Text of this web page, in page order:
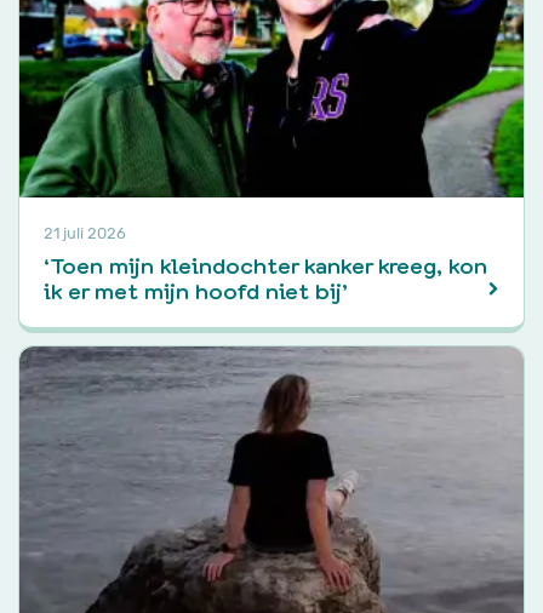
21 juli 2026
‘Toen mijn kleindochter kanker kreeg, kon
ik er met mijn hoofd niet bij’